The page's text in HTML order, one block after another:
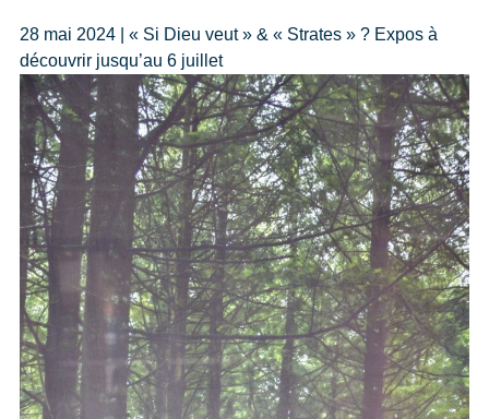
28 mai 2024 | « Si Dieu veut » & « Strates » ? Expos à
découvrir jusqu’au 6 juillet